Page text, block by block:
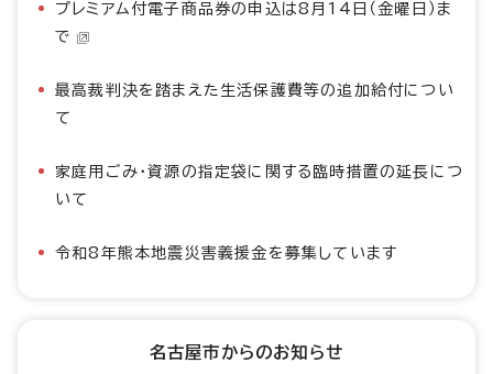
プレミアム付電子商品券の申込は8月14日（金曜日）ま
で
最高裁判決を踏まえた生活保護費等の追加給付につい
て
家庭用ごみ・資源の指定袋に関する臨時措置の延長につ
いて
令和8年熊本地震災害義援金を募集しています
名古屋市からのお知らせ